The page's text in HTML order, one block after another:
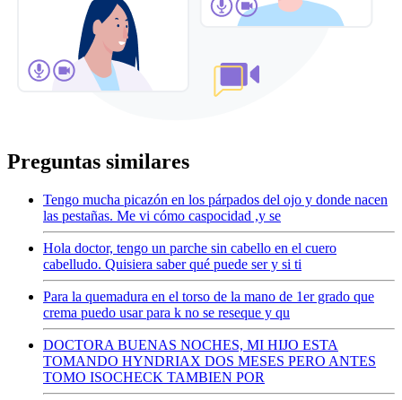
Preguntas similares
Tengo mucha picazón en los párpados del ojo y donde nacen
las pestañas. Me vi cómo caspocidad ,y se
Hola doctor, tengo un parche sin cabello en el cuero
cabelludo. Quisiera saber qué puede ser y si ti
Para la quemadura en el torso de la mano de 1er grado que
crema puedo usar para k no se reseque y qu
DOCTORA BUENAS NOCHES, MI HIJO ESTA
TOMANDO HYNDRIAX DOS MESES PERO ANTES
TOMO ISOCHECK TAMBIEN POR